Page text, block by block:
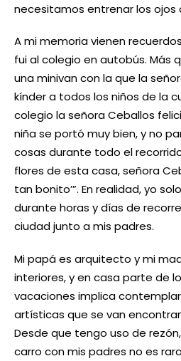
necesitamos entrenar los ojos
A mi memoria vienen
fui al colegio en autobús. Más
una minivan con la que la
kínder a todos los niños de la
colegio la señora Ceballos
niña se portó muy bien, y no
cosas durante todo el
flores de esta casa, señora
tan bonito’”. En realidad, yo
durante horas y días de
ciudad junto a mis padres.
Mi papá es arquitecto y mi
interiores, y en casa parte de
vacaciones implica
artísticas que se van
Desde que tengo uso de
carro con mis padres no es